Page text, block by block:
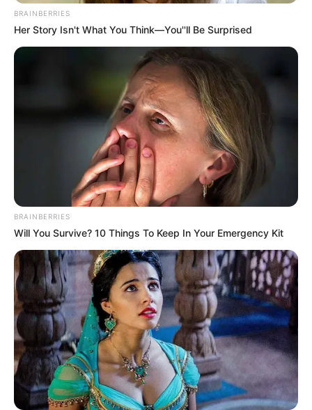
BRAINBERRIES
Her Story Isn't What You Think—You''ll Be Surprised
BRAINBERRIES
Will You Survive? 10 Things To Keep In Your Emergency Kit